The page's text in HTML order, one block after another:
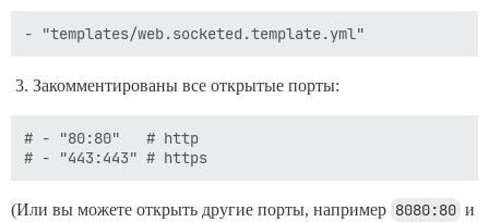
Закомментированы все открытые порты:
# - "80:80"   # http
(Или вы можете открыть другие порты, например 8080:80 и